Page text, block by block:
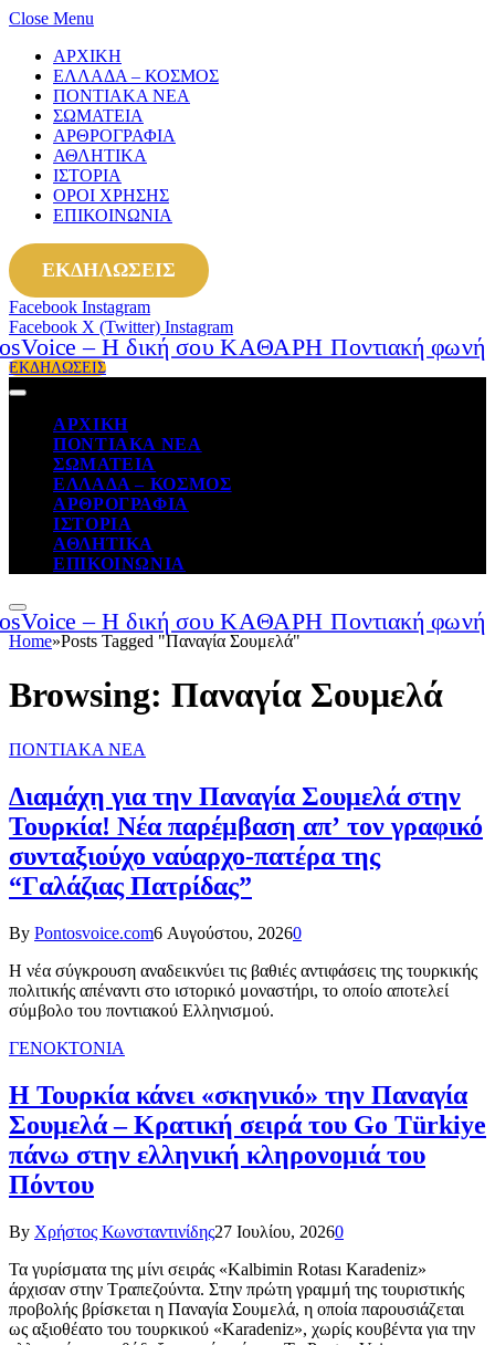
Close Menu
ΑΡΧΙΚΗ
ΕΛΛΑΔΑ – ΚΟΣΜΟΣ
ΠΟΝΤΙΑΚΑ ΝΕΑ
ΣΩΜΑΤΕΙΑ
ΑΡΘΡΟΓΡΑΦΙΑ
ΑΘΛΗΤΙΚΑ
ΙΣΤΟΡΙΑ
ΟΡΟΙ ΧΡΗΣΗΣ
ΕΠΙΚΟΙΝΩΝΙΑ
ΕΚΔΗΛΩΣΕΙΣ
Facebook Instagram
Facebook X (Twitter) Instagram
ΕΚΔΗΛΩΣΕΙΣ
ΑΡΧΙΚΗ
ΠΟΝΤΙΑΚΑ ΝΕΑ
ΣΩΜΑΤΕΙΑ
ΕΛΛΑΔΑ – ΚΟΣΜΟΣ
ΑΡΘΡΟΓΡΑΦΙΑ
ΙΣΤΟΡΙΑ
ΑΘΛΗΤΙΚΑ
ΕΠΙΚΟΙΝΩΝΙΑ
Home»Posts Tagged "Παναγία Σουμελά"
Browsing: Παναγία Σουμελά
ΠΟΝΤΙΑΚΑ ΝΕΑ
Διαμάχη για την Παναγία Σουμελά στην
Τουρκία! Νέα παρέμβαση απ’ τον γραφικό
συνταξιούχο ναύαρχο-πατέρα της
“Γαλάζιας Πατρίδας”
By Pontosvoice.com6 Αυγούστου, 20260
Η νέα σύγκρουση αναδεικνύει τις βαθιές αντιφάσεις της τουρκικής
πολιτικής απέναντι στo ιστορικό μοναστήρι, το οποίο αποτελεί
σύμβολο του ποντιακού Ελληνισμού.
ΓΕΝΟΚΤΟΝΙΑ
Η Τουρκία κάνει «σκηνικό» την Παναγία
Σουμελά – Κρατική σειρά του Go Türkiye
πάνω στην ελληνική κληρονομιά του
Πόντου
By Χρήστος Κωνσταντινίδης27 Ιουλίου, 20260
Τα γυρίσματα της μίνι σειράς «Kalbimin Rotası Karadeniz»
άρχισαν στην Τραπεζούντα. Στην πρώτη γραμμή της τουριστικής
προβολής βρίσκεται η Παναγία Σουμελά, η οποία παρουσιάζεται
ως αξιοθέατο του τουρκικού «Karadeniz», χωρίς κουβέντα για την